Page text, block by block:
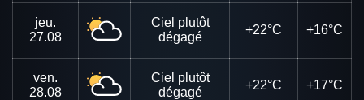
jeu.
27.08
Ciel plutôt
dégagé
+22°C +16°C
ven.
28.08
Ciel plutôt
dégagé
+22°C +17°C